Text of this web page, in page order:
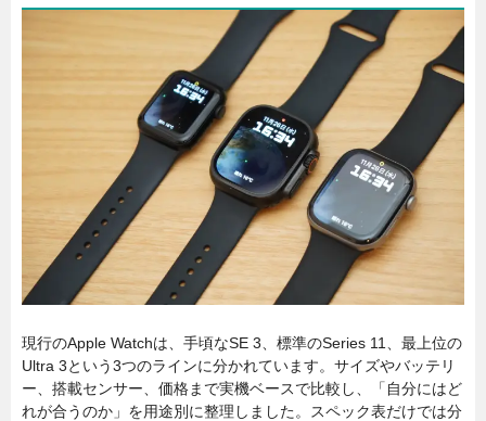
現行のApple Watchは、手頃なSE 3、標準のSeries 11、最上位の
Ultra 3という3つのラインに分かれています。サイズやバッテリ
ー、搭載センサー、価格まで実機ベースで比較し、「自分にはど
れが合うのか」を用途別に整理しました。スペック表だけでは分